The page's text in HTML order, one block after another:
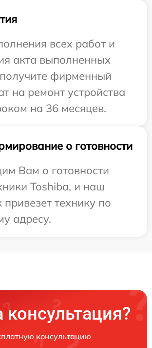
всех работ и
акта выполненных
фирменный
на ремонт устройства
на 36 месяцев.
о готовности
Вам о готовности
Toshiba, и наш
привезет технику по
адресу.
консультацию